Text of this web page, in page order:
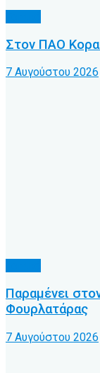
Στον ΠΑΟ
7 Αυγούστου 2026
Παραμένει
Φουρλατάρας
7 Αυγούστου 2026